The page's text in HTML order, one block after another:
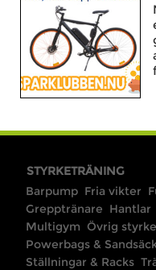
STYRKETRÄNING
Barpump Fria vikter
Grepptränare Hantlar
Multigym Övrig
Powerbags &
Ställningar & Racks